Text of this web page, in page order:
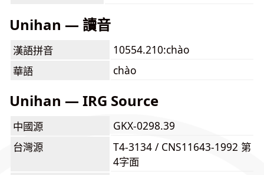
Unihan — 讀音
漢語拼音
10554.210:chào
華語
chào
Unihan — IRG Source
中國源
GKX-0298.39
台灣源
T4-3134 / CNS11643-1992 第
4字面